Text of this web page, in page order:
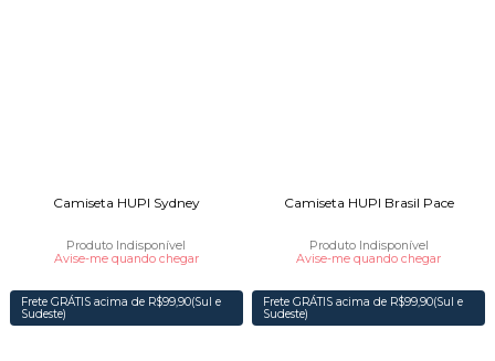
Camiseta HUPI Sydney
Produto Indisponível
Avise-me quando chegar
Frete GRÁTIS acima de R$99,90(Sul e
Sudeste)
Camiseta HUPI Brasil Pace
Produto Indisponível
Avise-me quando chegar
Frete GRÁTIS acima de R$99,90(Sul e
Sudeste)